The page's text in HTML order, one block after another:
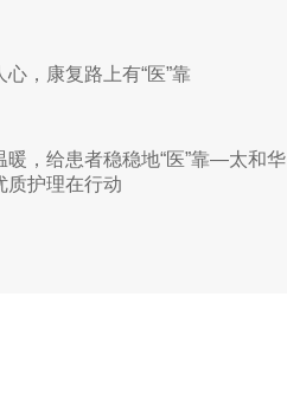
，康复路上有“医”靠
暖，给患者稳稳地“医”靠—太和华
质护理在行动